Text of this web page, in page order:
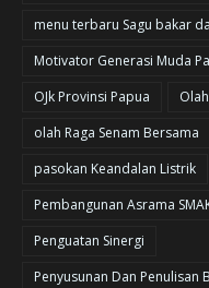
menu terbaru Sagu bakar
Motivator Generasi Muda
OJk Provinsi Papua
olah Raga Senam Bersama
pasokan Keandalan Listrik
Pembangunan Asrama
Penguatan Sinergi
Penyusunan Dan Penulisan